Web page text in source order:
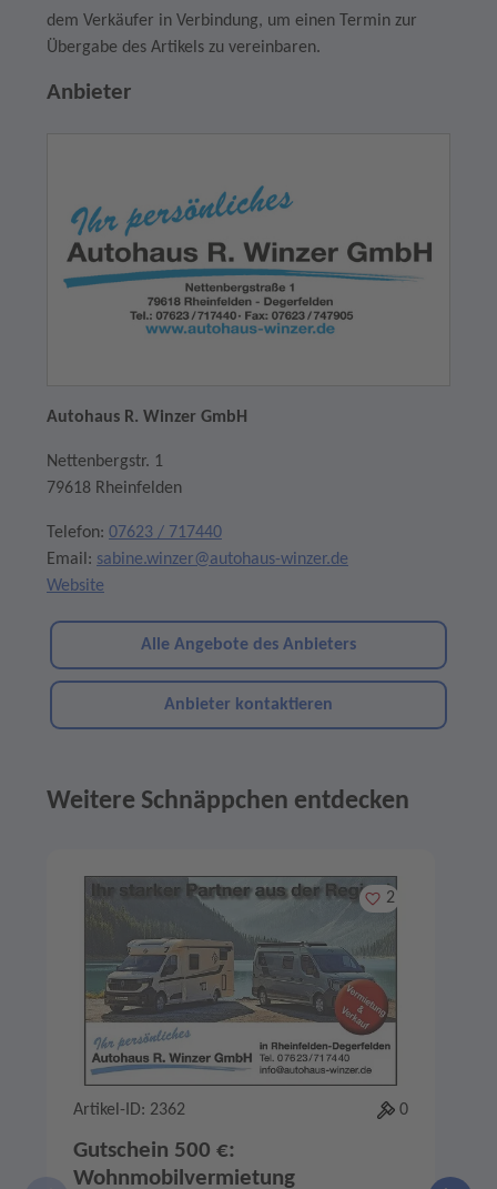
dem Verkäufer in Verbindung, um einen Termin zur
Übergabe des Artikels zu vereinbaren.
Anbieter
Autohaus R. Winzer GmbH
Nettenbergstr. 1
79618 Rheinfelden
Telefon: 07623 / 717440
Email: sabine.winzer@autohaus-winzer.de
Website
Alle Angebote des Anbieters
Anbieter kontaktieren
Weitere Schnäppchen entdecken
Merken
2
Artikel-ID: 2362 0
Gutschein 500 €:
Wohnmobilvermietung